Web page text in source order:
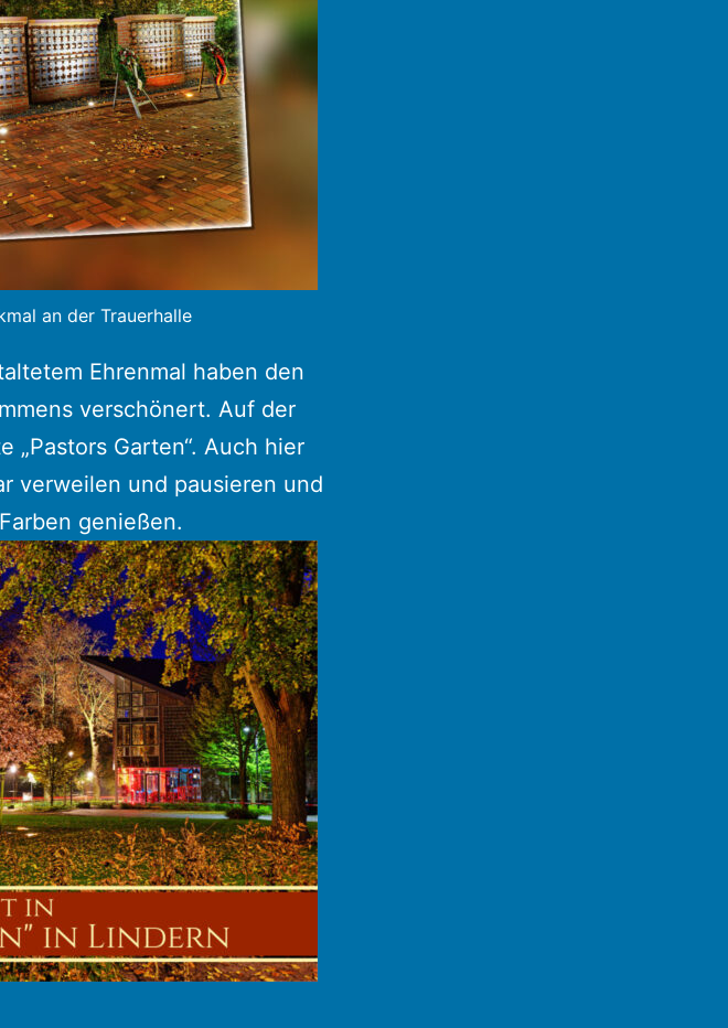
an der Trauerhalle
Ehrenmal haben den
verschönert. Auf der
„Pastors Garten“. Auch hier
verweilen und pausieren und
genießen.